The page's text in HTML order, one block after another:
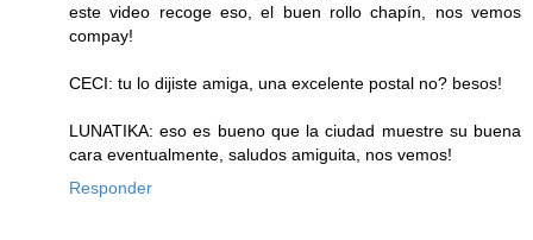
este video recoge eso, el buen rollo chapín, nos vemos
compay!
CECI: tu lo dijiste amiga, una excelente postal no? besos!
LUNATIKA: eso es bueno que la ciudad muestre su buena
cara eventualmente, saludos amiguita, nos vemos!
Responder